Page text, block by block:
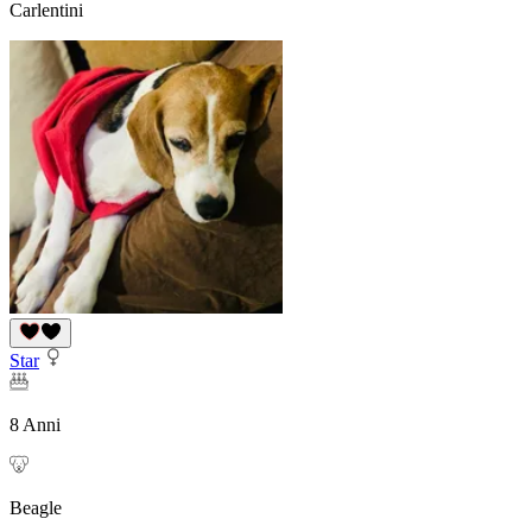
Carlentini
Star
8 Anni
Beagle